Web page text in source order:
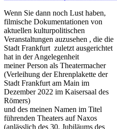
Wenn Sie dann noch Lust haben,
filmische Dokumentationen von
aktuellen kulturpolitischen
Veranstaltungen auzusehen , die die
Stadt Frankfurt zuletzt ausgerichtet
hat in der Angelegenheit
meiner Person als Theatermacher
(Verleihung der Ehrenplakette der
Stadt Frankfurt am Main im
Dezember 2022 im Kaisersaal des
Römers)
und des meinen Namen im Titel
führenden Theaters auf Naxos
(anlässlich des 30. Jubiläums des